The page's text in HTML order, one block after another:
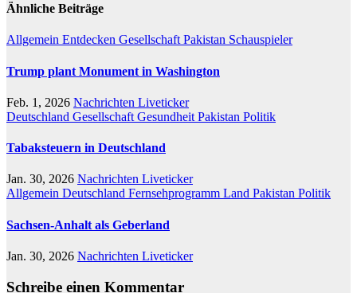
Ähnliche Beiträge
Allgemein Entdecken GesellschaftPakistan Schauspieler
Trump plant Monument in Washington
Feb. 1, 2026 Nachrichten Liveticker
Deutschland Gesellschaft Gesundheit Pakistan Politik
Tabaksteuern in Deutschland
Jan. 30, 2026 Nachrichten Liveticker
Allgemein Deutschland Fernsehprogramm Land Pakistan Politik
Sachsen-Anhalt als Geberland
Jan. 30, 2026 Nachrichten Liveticker
Schreibe einen Kommentar